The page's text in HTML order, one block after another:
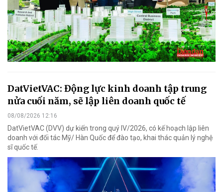
DatVietVAC: Động lực kinh doanh tập trung
nửa cuối năm, sẽ lập liên doanh quốc tế
08/08/2026 12:16
DatVietVAC (DVV) dự kiến trong quý IV/2026, có kế hoạch lập liên
doanh với đối tác Mỹ/ Hàn Quốc để đào tạo, khai thác quản lý nghệ
sĩ quốc tế.